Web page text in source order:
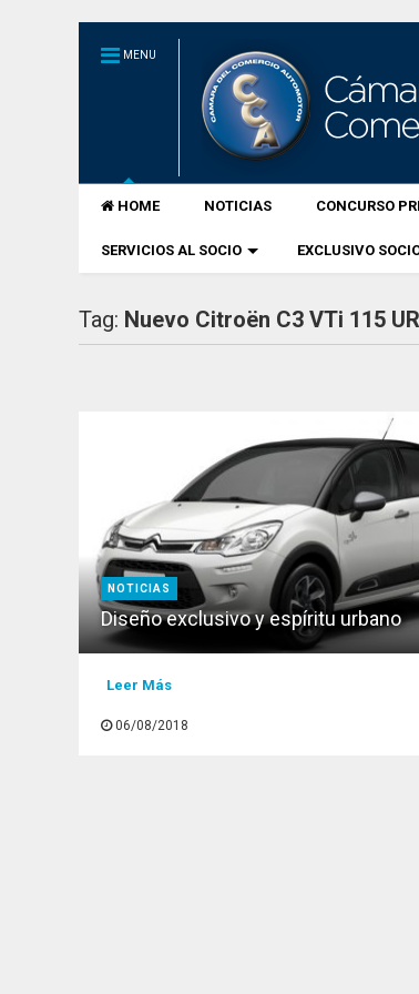
MENU
HOME NOTICIAS CONCURSO
SERVICIOS AL SOCIO EXCLUSIVO
Tag: Nuevo Citroën C3 VTi 115
NOTICIAS
Diseño exclusivo y espíritu urbano
Leer Más
06/08/2018